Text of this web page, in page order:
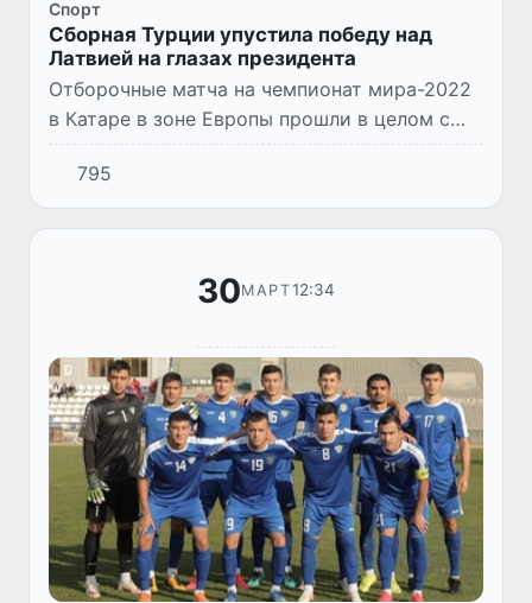
Спорт
Сборная Турции упустила победу над
Латвией на глазах президента
Отборочные матча на чемпионат мира-2022
в Катаре в зоне Европы прошли в целом с
ожидаемыми результатами, вот только
сборная Турции после стартовых побед над
Голландией и Норвегией...
795
30МАРТ12:34